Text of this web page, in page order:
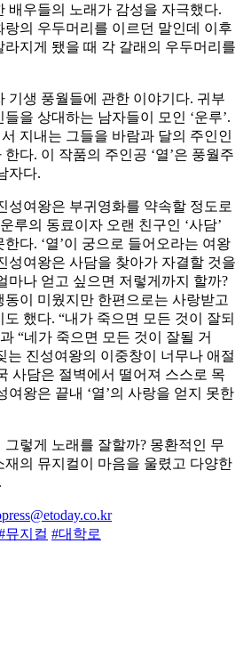
배우들의 노래가 감성을 자극했다.
의 우두머리를 이르던 말인데 이후
지게 됐을 때 각 갈래의 우두머리를
기생 풍월들에 관한 이야기다. 귀부
을 상대하는 남자들이 모인 ‘운루’.
지내는 그들을 바람과 달의 주인인
다. 이 작품의 주인공 ‘열’은 풍월주
자다.
성여왕은 부귀영화를 약속할 정도로
루의 동료이자 오랜 친구인 ‘사담’
다. ‘열’이 궁으로 들어오라는 여왕
성여왕은 사담을 찾아가 자결할 것을
마나 얻고 싶으면 저렇게까지 할까?
이 미웠지만 한편으로는 사랑받고
했다. “내가 죽으면 모든 것이 잘되
“네가 죽으면 모든 것이 잘될 거
는 진성여왕의 이중창이 너무나 애절
사담은 절벽에서 떨어져 스스로 목
여왕은 끝내 ‘열’의 사랑을 얻지 못한
렇게 노래를 잘할까? 몽환적인 무
의 뮤지컬이 마음을 울렸고 다양한
뮤지컬 #대학로